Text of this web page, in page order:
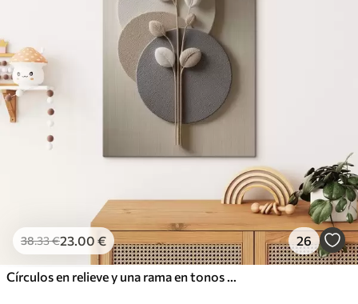
38.33€23.00 € 26
Círculos en relieve y una rama en tonos neutros cálidos